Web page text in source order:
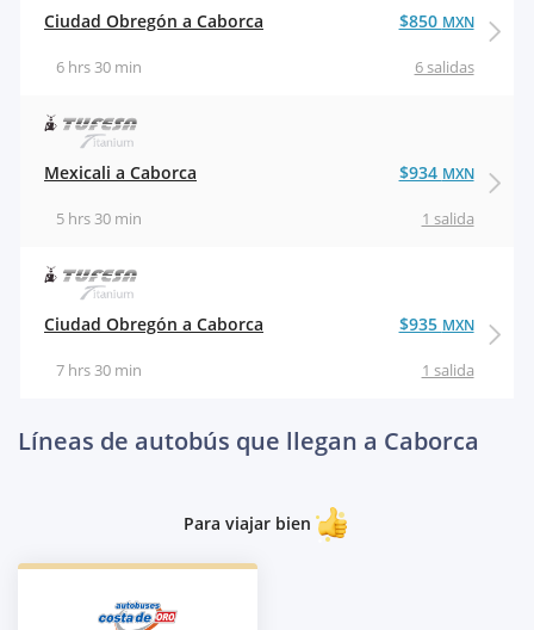
Ciudad Obregón a Caborca
6 salidas
6 hrs 30 min
$850 MXN
Mexicali a Caborca
1 salida
5 hrs 30 min
$934 MXN
Ciudad Obregón a Caborca
1 salida
7 hrs 30 min
$935 MXN
Líneas de autobús que llegan a Caborca
Para viajar bien